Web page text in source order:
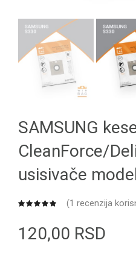
SAMSUNG
CleanForce/
usisivače
(1 recenzija
120,00 RSD